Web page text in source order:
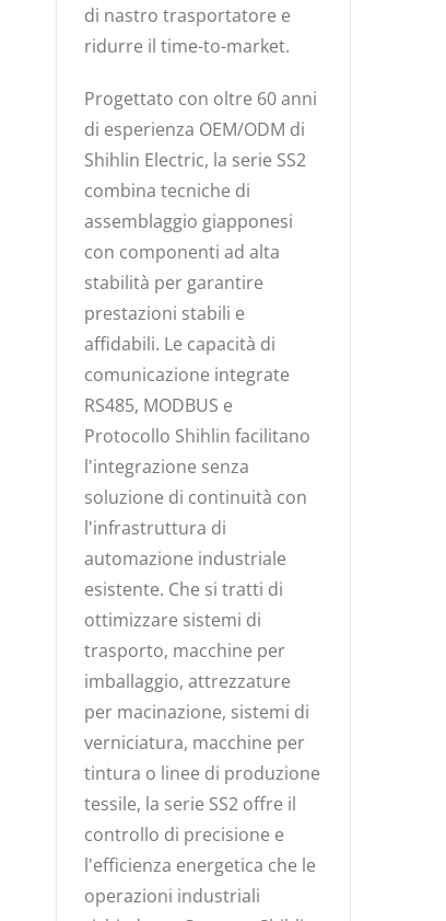
di nastro trasportatore e
ridurre il time-to-market.
Progettato con oltre 60 anni
di esperienza OEM/ODM di
Shihlin Electric, la serie SS2
combina tecniche di
assemblaggio giapponesi
con componenti ad alta
stabilità per garantire
prestazioni stabili e
affidabili. Le capacità di
comunicazione integrate
RS485, MODBUS e
Protocollo Shihlin facilitano
l'integrazione senza
soluzione di continuità con
l'infrastruttura di
automazione industriale
esistente. Che si tratti di
ottimizzare sistemi di
trasporto, macchine per
imballaggio, attrezzature
per macinazione, sistemi di
verniciatura, macchine per
tintura o linee di produzione
tessile, la serie SS2 offre il
controllo di precisione e
l'efficienza energetica che le
operazioni industriali